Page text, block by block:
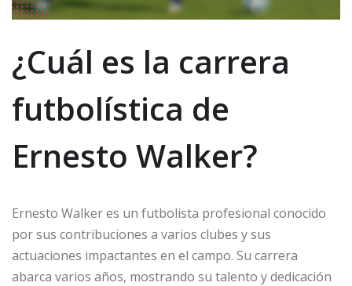
¿Cuál es la carrera
futbolística de
Ernesto Walker?
Ernesto Walker es un futbolista profesional conocido
por sus contribuciones a varios clubes y sus
actuaciones impactantes en el campo. Su carrera
abarca varios años, mostrando su talento y dedicación